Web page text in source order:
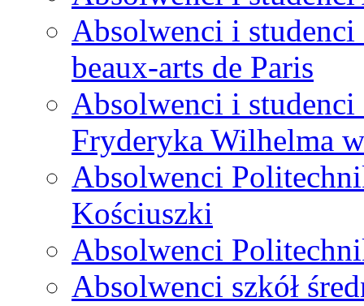
Absolwenci i studenci
beaux-arts de Paris
Absolwenci i
Fryderyka Wilhelma
Absolwenci
Kościuszki
Absolwenci
Absolwenci szkół